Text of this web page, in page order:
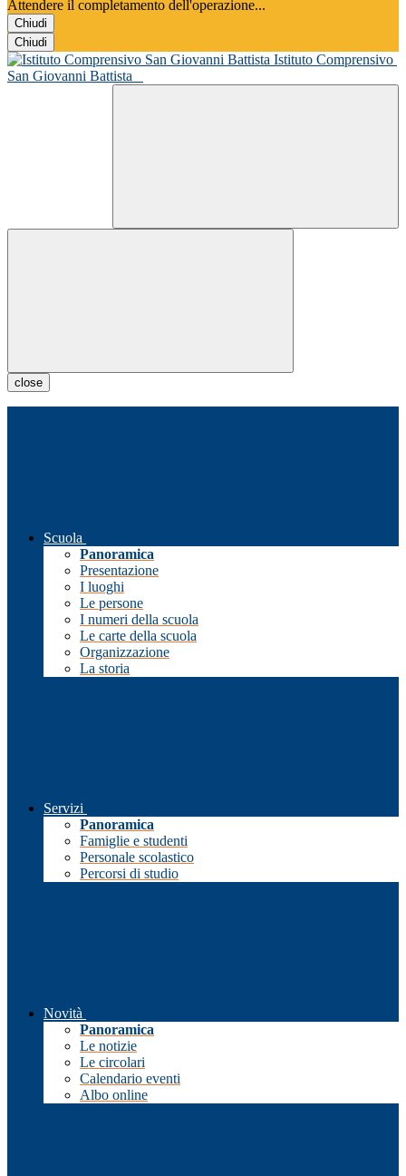
Attendere il completamento dell'operazione...
Chiudi
Chiudi
Istituto Comprensivo
San Giovanni Battista
close
Scuola
Panoramica
Presentazione
I luoghi
Le persone
I numeri della scuola
Le carte della scuola
Organizzazione
La storia
Servizi
Panoramica
Famiglie e studenti
Personale scolastico
Percorsi di studio
Novità
Panoramica
Le notizie
Le circolari
Calendario eventi
Albo online